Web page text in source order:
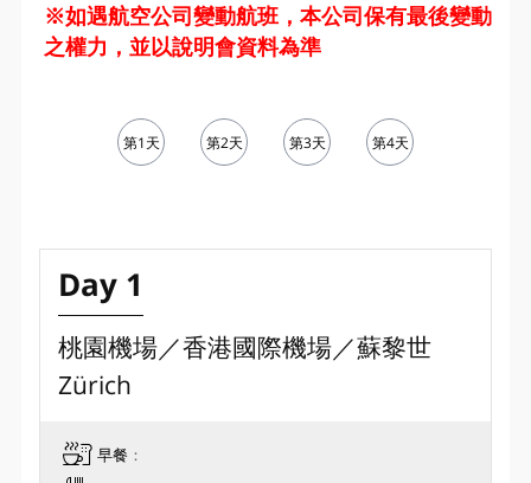
※如遇航空公司變動航班，本公司保有最後變動
之權力，並以說明會資料為準
第1天 第2天 第3天 第4天
Day 1
桃園機場／香港國際機場／蘇黎世
Zürich
早餐 ：